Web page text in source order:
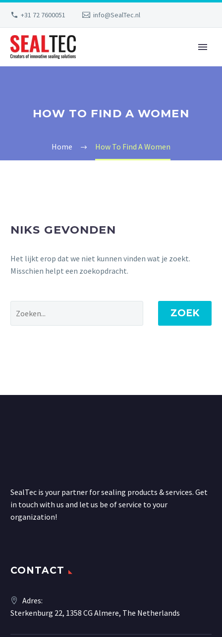
+31 72 7600051 info@SealTec.nl
HOW TO FIND A WOMEN
Home How To Find A Women
NIKS GEVONDEN
Het lijkt erop dat we niet kunnen vinden wat je zoekt.
Misschien helpt een zoekopdracht.
ZOEK
SealTec is your partner for sealing products & services. Get
in touch with us and let us be of service to your
organization!
CONTACT
Adres:
Sterkenburg 22, 1358 CG Almere, The Netherlands